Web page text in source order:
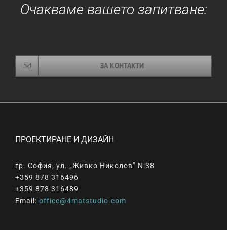
Очакваме вашето запитване:
ЗА КОНТАКТИ
ПРОЕКТИРАНЕ И ДИЗАЙН
гр. София, ул. „Живко Николов” N:38
+359 878 316496
+359 878 316489
Email: office@4matstudio.com